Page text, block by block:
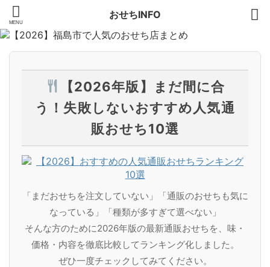
おせちINFO
【2026年版】まだ間に合
う！失敗しないおすすめ人気通
販おせち10選
「まだおせちを注文していない」「通販のおせちも気に
なっている」「種類が多すぎて選べない」
そんな方のために2026年版の最新通販おせちを、味・
価格・内容を徹底比較してランキング化しました。
ぜひ一度チェックしてみてください。